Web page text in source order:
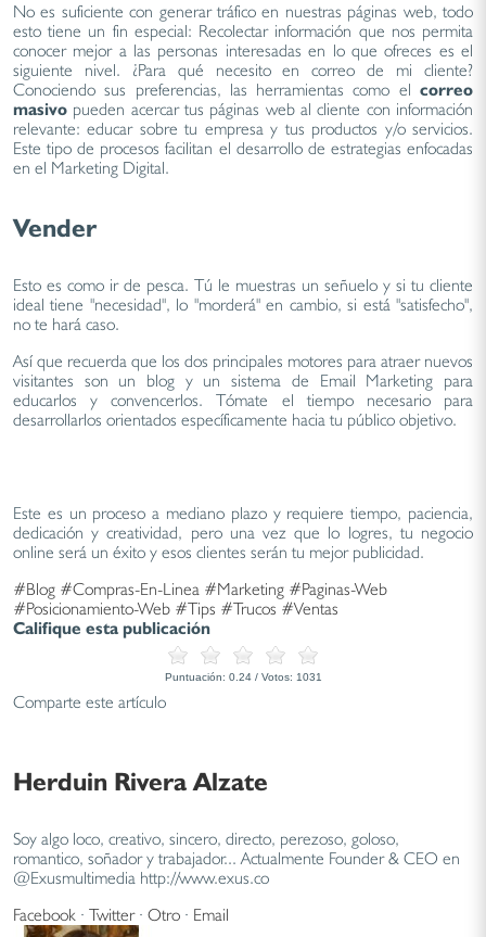
No es suficiente con generar tráfico en nuestras páginas web, todo
esto tiene un fin especial: Recolectar información que nos permita
conocer mejor a las personas interesadas en lo que ofreces es el
siguiente nivel. ¿Para qué necesito en correo de mi cliente?
Conociendo sus preferencias, las herramientas como el correo
masivo pueden acercar tus páginas web al cliente con información
relevante: educar sobre tu empresa y tus productos y/o servicios.
Este tipo de procesos facilitan el desarrollo de estrategias enfocadas
en el Marketing Digital.
Vender
Esto es como ir de pesca. Tú le muestras un señuelo y si tu cliente
ideal tiene "necesidad", lo "morderá" en cambio, si está "satisfecho",
no te hará caso.
Así que recuerda que los dos principales motores para atraer nuevos
visitantes son un blog y un sistema de Email Marketing para
educarlos y convencerlos. Tómate el tiempo necesario para
desarrollarlos orientados específicamente hacia tu público objetivo.
Este es un proceso a mediano plazo y requiere tiempo, paciencia,
dedicación y creatividad, pero una vez que lo logres, tu negocio
online será un éxito y esos clientes serán tu mejor publicidad.
#Blog #Compras-En-Linea #Marketing #Paginas-Web
#Posicionamiento-Web #Tips #Trucos #Ventas
Califique esta publicación
Puntuación: 0.24/ Votos: 1031
Comparte este artículo
Herduin Rivera Alzate
Soy algo loco, creativo, sincero, directo, perezoso, goloso,
romantico, soñador y trabajador... Actualmente Founder & CEO en
@Exusmultimedia http://www.exus.co
Facebook · Twitter· Otro · Email